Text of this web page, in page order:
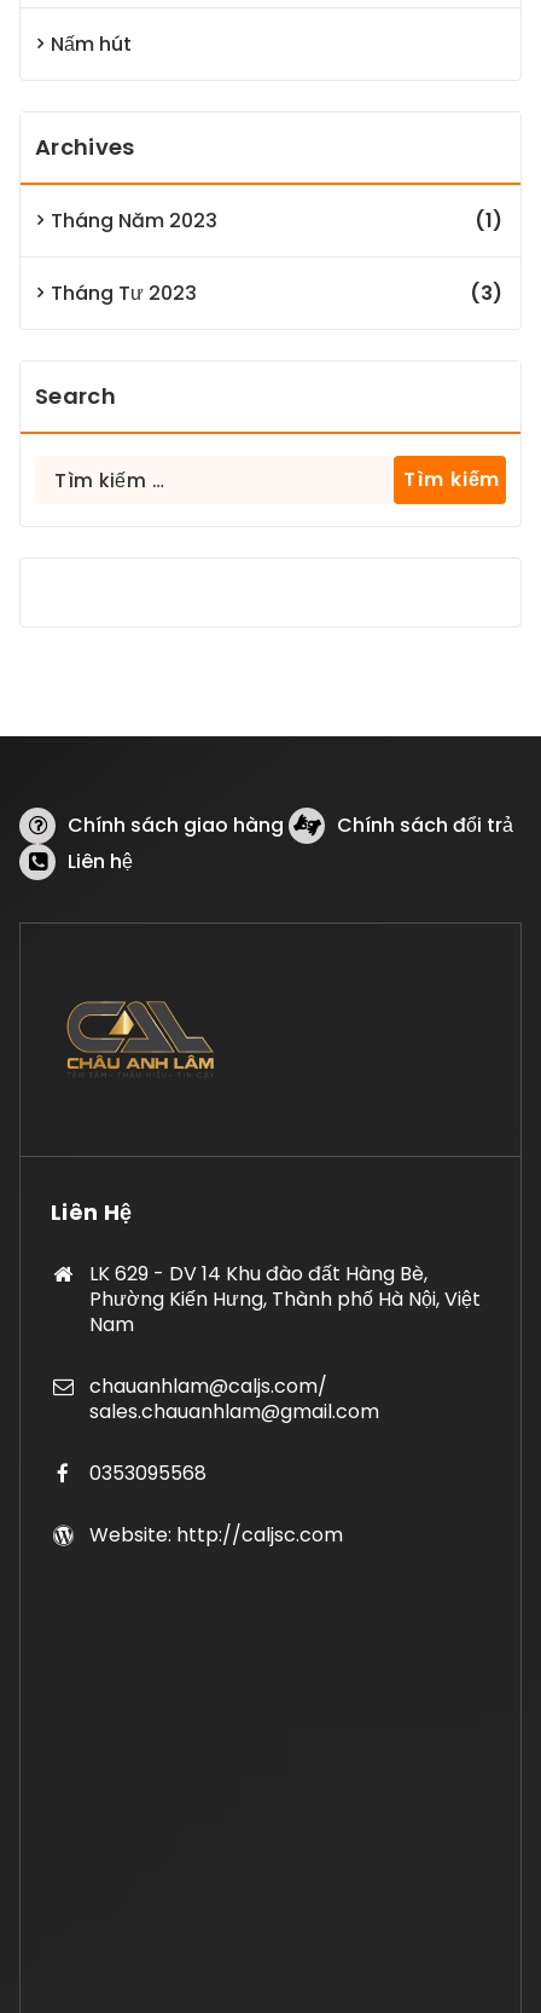
Nấm hút
Archives
Tháng Năm 2023 (1)
Tháng Tư 2023 (3)
Search
Tìm
Chính sách giao hàng
Chính sách đổi trả
Liên hệ
Liên Hệ
LK 629 - DV 14 Khu đào đất Hàng Bè,
Phường Kiến Hưng, Thành phố Hà Nội, Việt
Nam
chauanhlam@caljs.com/
sales.chauanhlam@gmail.com
0353095568
Website: http://caljsc.com